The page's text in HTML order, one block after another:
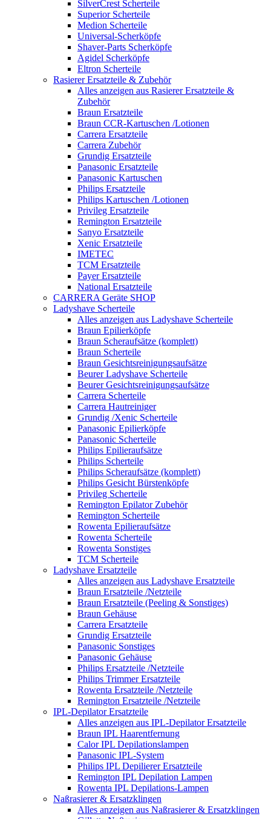
SilverCrest Scherteile
Superior Scherteile
Medion Scherteile
Universal-Scherköpfe
Shaver-Parts Scherköpfe
Agidel Scherköpfe
Eltron Scherteile
Rasierer Ersatzteile & Zubehör
Alles anzeigen aus Rasierer Ersatzteile &
Zubehör
Braun Ersatzteile
Braun CCR-Kartuschen /Lotionen
Carrera Ersatzteile
Carrera Zubehör
Grundig Ersatzteile
Panasonic Ersatzteile
Panasonic Kartuschen
Philips Ersatzteile
Philips Kartuschen /Lotionen
Privileg Ersatzteile
Remington Ersatzteile
Sanyo Ersatzteile
Xenic Ersatzteile
IMETEC
TCM Ersatzteile
Payer Ersatzteile
National Ersatzteile
CARRERA Geräte SHOP
Ladyshave Scherteile
Alles anzeigen aus Ladyshave Scherteile
Braun Epilierköpfe
Braun Scheraufsätze (komplett)
Braun Scherteile
Braun Gesichtsreinigungsaufsätze
Beurer Ladyshave Scherteile
Beurer Gesichtsreinigungsaufsätze
Carrera Scherteile
Carrera Hautreiniger
Grundig /Xenic Scherteile
Panasonic Epilierköpfe
Panasonic Scherteile
Philips Epilieraufsätze
Philips Scherteile
Philips Scheraufsätze (komplett)
Philips Gesicht Bürstenköpfe
Privileg Scherteile
Remington Epilator Zubehör
Remington Scherteile
Rowenta Epilieraufsätze
Rowenta Scherteile
Rowenta Sonstiges
TCM Scherteile
Ladyshave Ersatzteile
Alles anzeigen aus Ladyshave Ersatzteile
Braun Ersatzteile /Netzteile
Braun Ersatzteile (Peeling & Sonstiges)
Braun Gehäuse
Carrera Ersatzteile
Grundig Ersatzteile
Panasonic Sonstiges
Panasonic Gehäuse
Philips Ersatzteile /Netzteile
Philips Trimmer Ersatzteile
Rowenta Ersatzteile /Netzteile
Remington Ersatzteile /Netzteile
IPL-Depilator Ersatzteile
Alles anzeigen aus IPL-Depilator Ersatzteile
Braun IPL Haarentfernung
Calor IPL Depilationslampen
Panasonic IPL-System
Philips IPL Depilierer Ersatzteile
Remington IPL Depilation Lampen
Rowenta IPL Depilations-Lampen
Naßrasierer & Ersatzklingen
Alles anzeigen aus Naßrasierer & Ersatzklingen